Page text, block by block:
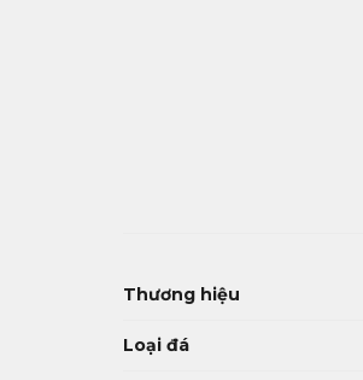
Thương hiệu
Loại đá